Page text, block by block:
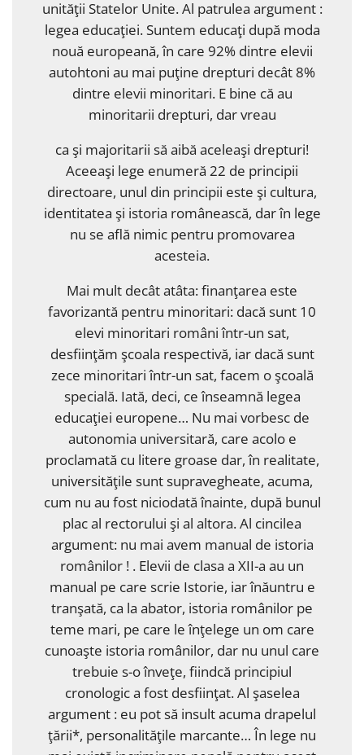
unităţii Statelor Unite. Al patrulea argument :
legea educaţiei. Suntem educaţi după moda
nouă europeană, în care 92% dintre elevii
autohtoni au mai puţine drepturi decât 8%
dintre elevii minoritari. E bine că au
minoritarii drepturi, dar vreau
ca şi majoritarii să aibă aceleaşi drepturi!
Aceeaşi lege enumeră 22 de principii
directoare, unul din principii este şi cultura,
identitatea şi istoria românească, dar în lege
nu se află nimic pentru promovarea
acesteia.
Mai mult decât atâta: finanţarea este
favorizantă pentru minoritari: dacă sunt 10
elevi minoritari români într-un sat,
desfiinţăm şcoala respectivă, iar dacă sunt
zece minoritari într-un sat, facem o şcoală
specială. Iată, deci, ce înseamnă legea
educaţiei europene… Nu mai vorbesc de
autonomia universitară, care acolo e
proclamată cu litere groase dar, în realitate,
universităţile sunt supravegheate, acuma,
cum nu au fost niciodată înainte, după bunul
plac al rectorului şi al altora. Al cincilea
argument: nu mai avem manual de istoria
românilor ! . Elevii de clasa a XII-a au un
manual pe care scrie Istorie, iar înăuntru e
tranşată, ca la abator, istoria românilor pe
teme mari, pe care le înţelege un om care
cunoaşte istoria românilor, dar nu unul care
trebuie s-o înveţe, fiindcă principiul
cronologic a fost desfiinţat. Al şaselea
argument : eu pot să insult acuma drapelul
ţării*, personalităţile marcante… În lege nu